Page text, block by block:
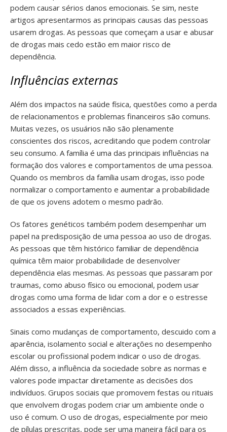
podem causar sérios danos emocionais. Se sim, neste
artigos apresentarmos as principais causas das pessoas
usarem drogas. As pessoas que começam a usar e abusar
de drogas mais cedo estão em maior risco de
dependência.
Influências externas
Além dos impactos na saúde física, questões como a perda
de relacionamentos e problemas financeiros são comuns.
Muitas vezes, os usuários não são plenamente
conscientes dos riscos, acreditando que podem controlar
seu consumo. A família é uma das principais influências na
formação dos valores e comportamentos de uma pessoa.
Quando os membros da família usam drogas, isso pode
normalizar o comportamento e aumentar a probabilidade
de que os jovens adotem o mesmo padrão.
Os fatores genéticos também podem desempenhar um
papel na predisposição de uma pessoa ao uso de drogas.
As pessoas que têm histórico familiar de dependência
química têm maior probabilidade de desenvolver
dependência elas mesmas. As pessoas que passaram por
traumas, como abuso físico ou emocional, podem usar
drogas como uma forma de lidar com a dor e o estresse
associados a essas experiências.
Sinais como mudanças de comportamento, descuido com a
aparência, isolamento social e alterações no desempenho
escolar ou profissional podem indicar o uso de drogas.
Além disso, a influência da sociedade sobre as normas e
valores pode impactar diretamente as decisões dos
indivíduos. Grupos sociais que promovem festas ou rituais
que envolvem drogas podem criar um ambiente onde o
uso é comum. O uso de drogas, especialmente por meio
de pílulas prescritas, pode ser uma maneira fácil para os